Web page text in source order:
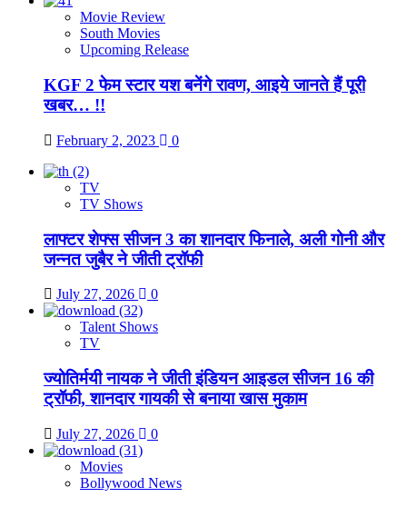
Movie Review
South Movies
Upcoming Release
KGF 2 फेम स्टार यश बनेंगे रावण, आइये जानते हैं पूरी
खबर… !!
February 2, 2023 0
TV
TV Shows
लाफ्टर शेफ्स सीजन 3 का शानदार फिनाले, अली गोनी और
जन्नत जुबैर ने जीती ट्रॉफी
July 27, 2026 0
Talent Shows
TV
ज्योतिर्मयी नायक ने जीती इंडियन आइडल सीजन 16 की
ट्रॉफी, शानदार गायकी से बनाया खास मुकाम
July 27, 2026 0
Movies
Bollywood News